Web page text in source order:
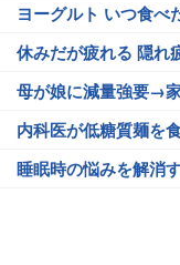
ヨーグルト いつ食べ
休みだが疲れる 隠れ
母が娘に減量強要→
内科医が低糖質麺を
睡眠時の悩みを解消